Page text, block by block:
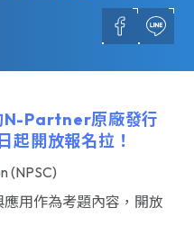
N-Partner原廠發行
起開放報名拉！
(NPSC)
用作為考題內容，開放